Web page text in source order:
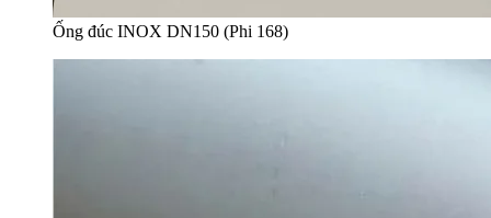
Ống đúc INOX DN150 (Phi 168)